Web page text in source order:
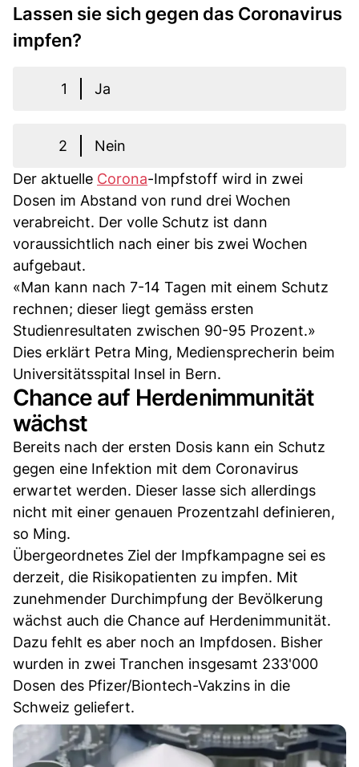
Lassen sie sich gegen das Coronavirus
impfen?
1 Ja
2
Nein
Der aktuelle Corona-Impfstoff wird in zwei
Dosen im Abstand von rund drei Wochen
verabreicht. Der volle Schutz ist dann
voraussichtlich nach einer bis zwei Wochen
aufgebaut.
«Man kann nach 7-14 Tagen mit einem Schutz
rechnen; dieser liegt gemäss ersten
Studienresultaten zwischen 90-95 Prozent.»
Dies erklärt Petra Ming, Mediensprecherin beim
Universitätsspital Insel in Bern.
Chance auf Herdenimmunität
wächst
Bereits nach der ersten Dosis kann ein Schutz
gegen eine Infektion mit dem Coronavirus
erwartet werden. Dieser lasse sich allerdings
nicht mit einer genauen Prozentzahl definieren,
so Ming.
Übergeordnetes Ziel der Impfkampagne sei es
derzeit, die Risikopatienten zu impfen. Mit
zunehmender Durchimpfung der Bevölkerung
wächst auch die Chance auf Herdenimmunität.
Dazu fehlt es aber noch an Impfdosen. Bisher
wurden in zwei Tranchen insgesamt 233'000
Dosen des Pfizer/Biontech-Vakzins in die
Schweiz geliefert.